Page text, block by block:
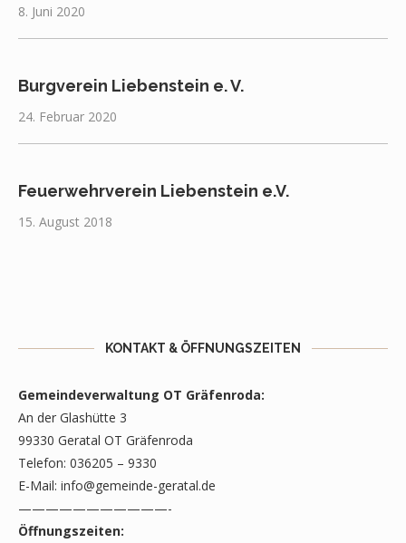
8. Juni 2020
Burgverein Liebenstein e. V.
24. Februar 2020
Feuerwehrverein Liebenstein e.V.
15. August 2018
KONTAKT & ÖFFNUNGSZEITEN
Gemeindeverwaltung OT Gräfenroda:
An der Glashütte 3
99330 Geratal OT Gräfenroda
Telefon: 036205 – 9330
E-Mail: info@gemeinde-geratal.de
———————————-
Öffnungszeiten: